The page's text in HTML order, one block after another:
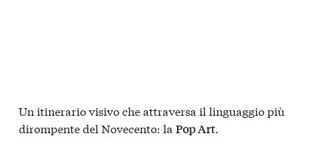
Un itinerario visivo che attraversa il linguaggio più
dirompente del Novecento: la Pop Art.